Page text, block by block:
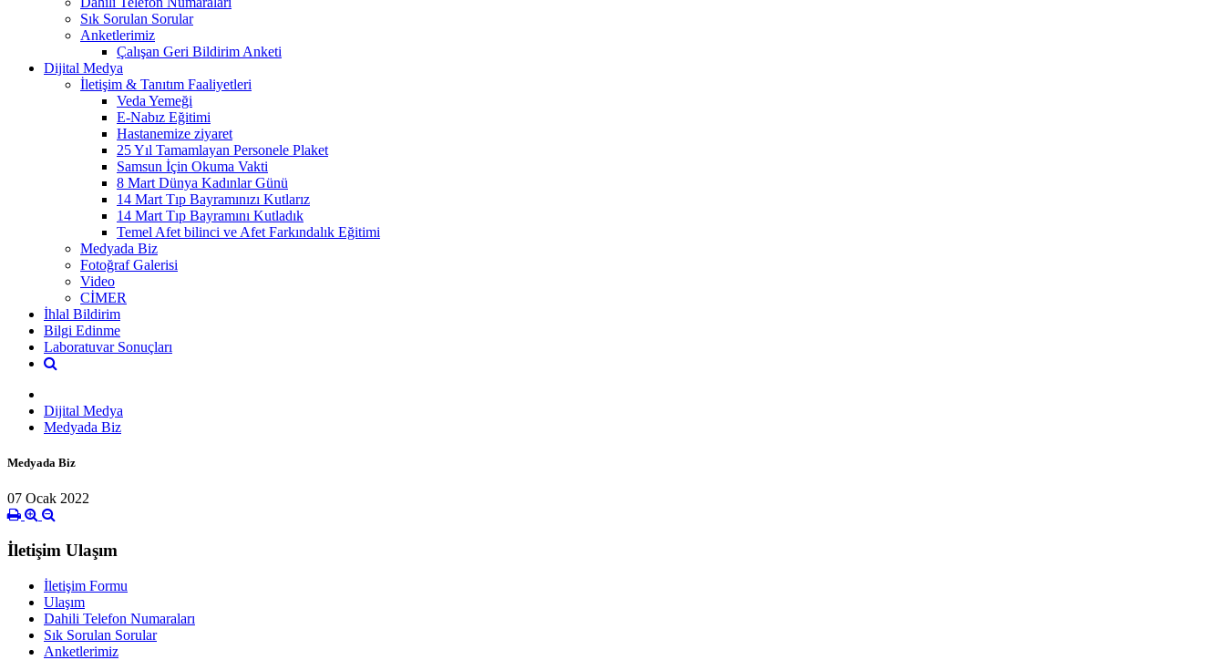
Sık Sorulan Sorular
Anketlerimiz
Çalışan Geri Bildirim Anketi
Dijital Medya
İletişim & Tanıtım Faaliyetleri
Veda Yemeği
E-Nabız Eğitimi
Hastanemize ziyaret
25 Yıl Tamamlayan Personele Plaket
Samsun İçin Okuma Vakti
8 Mart Dünya Kadınlar Günü
14 Mart Tıp Bayramınızı Kutlarız
14 Mart Tıp Bayramını Kutladık
Temel Afet bilinci ve Afet Farkındalık Eğitimi
Medyada Biz
Fotoğraf Galerisi
Video
CİMER
İhlal Bildirim
Bilgi Edinme
Laboratuvar Sonuçları
Dijital Medya
Medyada Biz
Medyada Biz
07 Ocak 2022
İletişim Ulaşım
İletişim Formu
Ulaşım
Dahili Telefon Numaraları
Sık Sorulan Sorular
Anketlerimiz